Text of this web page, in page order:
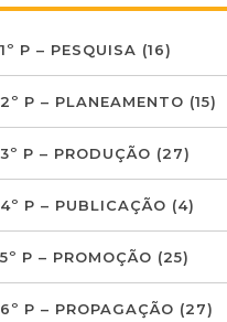
1º P – PESQUISA (16)
2º P – PLANEAMENTO (15)
3º P – PRODUÇÃO (27)
4º P – PUBLICAÇÃO (4)
5º P – PROMOÇÃO (25)
6º P – PROPAGAÇÃO (27)